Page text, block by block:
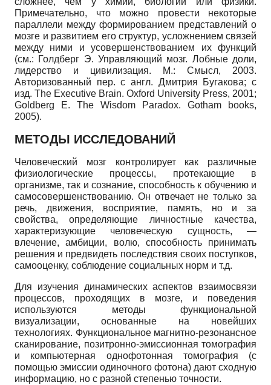
Примечательно, что можно провести некоторые
параллели между формированием представлений о
мозге и развитием его структур, усложнением связей
между ними и усовершенствованием их функций
(см.: Голдберг Э. Управляющий мозг. Лобные доли,
лидерство и цивилизация. М.: Смысл, 2003.
Авторизованный пер. с англ. Дмитрия Бугакова; с
изд. The Executive Brain. Oxford University Press, 2001;
Goldberg E. The Wisdom Paradox. Gotham books,
2005).
МЕТОДЫ ИССЛЕДОВАНИЙ
Человеческий мозг контролирует как различные
физиологические процессы, протекающие в
организме, так и сознание, способность к обучению и
самосовершенствованию. Он отвечает не только за
речь, движения, восприятие, память, но и за
свойства, определяющие личностные качества,
характеризующие человеческую сущность, —
влечение, амбиции, волю, способность принимать
решения и предвидеть последствия своих поступков,
самооценку, соблюдение социальных норм и т.д.
Для изучения динамических аспектов взаимосвязи
процессов, проходящих в мозге, и поведения
используются методы функциональной
визуализации, основанные на новейших
технологиях. Функциональное магнитно-резонансное
сканирование, позитронно-эмиссионная томография
и компьютерная однофотон­ная томография (с
помощью эмиссии одиночного фотона) дают сходную
информацию, но с разной степенью точности.